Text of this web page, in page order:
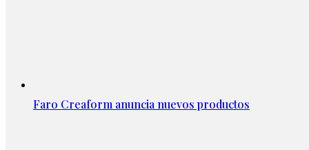
Faro Creaform anuncia nuevos productos